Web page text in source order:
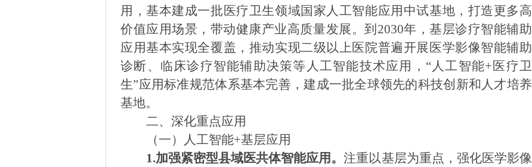
用，基本建成一批医疗卫生领域国家人工智能应用中试基地，打造更多高
价值应用场景，带动健康产业高质量发展。到 2030年，基层诊疗智能辅助
应用基本实现全覆盖， 推动实现二级以上医院普遍开展医学影像智能辅助
诊断、临床诊疗智能辅助决策等人工智能技术应用， “人工智能+ 医疗卫
生”应用标准规范体系基本完善，建成一批全球领先的科技创新和人才培养
基地。
二、深化重点应用
（一）人工智能+基层应用
1.加强紧密型县域医共体智能应用。注重以基层为重点，强化医学影像